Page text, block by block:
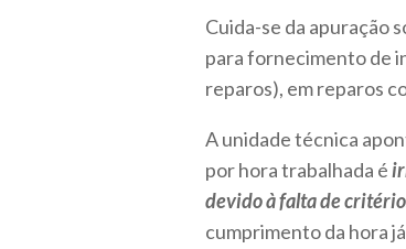
Cuida-se da apuração
para fornecimento de
reparos), em reparos
A unidade técnica
por hora trabalhada é
devido à falta de
cumprimento da hora